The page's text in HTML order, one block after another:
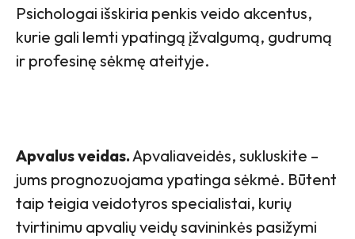
Psichologai išskiria penkis veido akcentus,
kurie gali lemti ypatingą įžvalgumą, gudrumą
ir profesinę sėkmę ateityje.
Apvalus veidas.Apvaliaveidės, sukluskite –
jums prognozuojama ypatinga sėkmė. Būtent
taip teigia veidotyros specialistai, kurių
tvirtinimu apvalių veidų savininkės pasižymi